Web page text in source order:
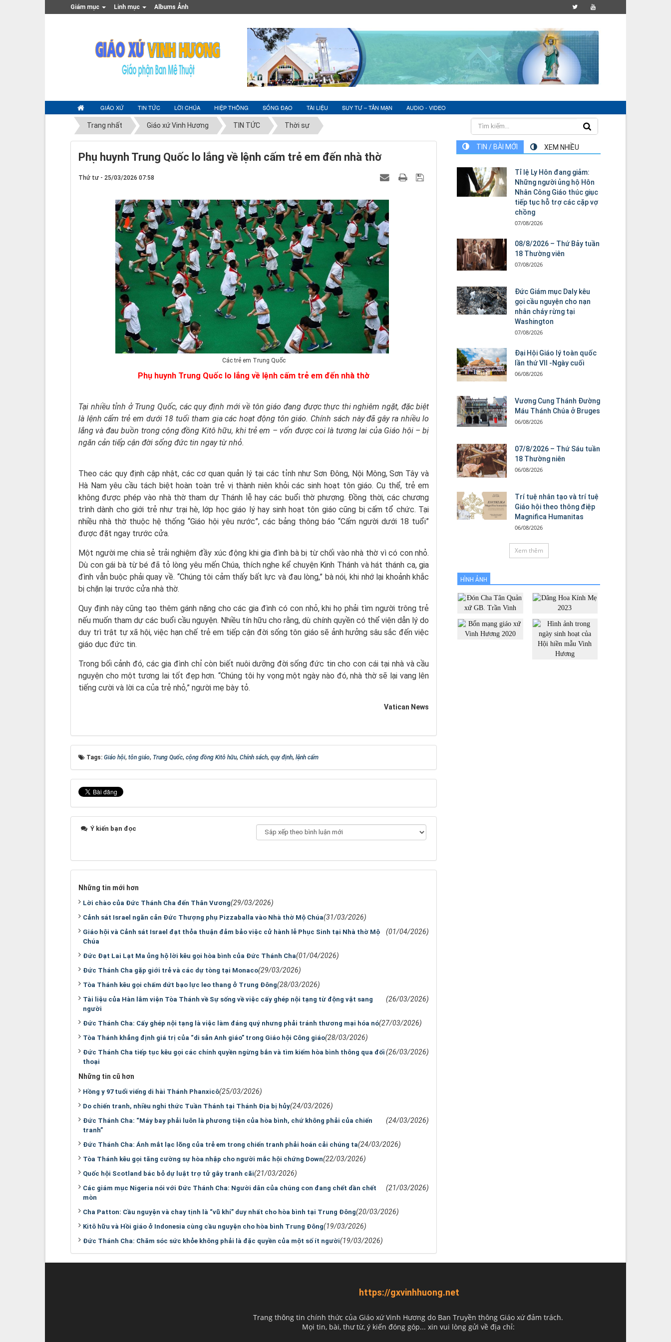
Giám mục Linh mục Albums Ảnh
GIÁO XỨ TIN TỨC LỜI CHÚA HIỆP THÔNG SỐNG ĐẠO TÀI LIỆU SUY TƯ – TẢN MẠN AUDIO - VIDEO
Trang nhất Giáo xứ Vinh Hương TIN TỨC Thời sự
Phụ huynh Trung Quốc lo lắng về lệnh cấm trẻ em đến nhà thờ
Thứ tư - 25/03/2026 07:58
Các trẻ em Trung Quốc
Phụ huynh Trung Quốc lo lắng về lệnh cấm trẻ em đến nhà thờ
Tại nhiều tỉnh ở Trung Quốc, các quy định mới về tôn giáo đang được thực thi nghiêm ngặt, đặc biệt
là lệnh cấm trẻ em dưới 18 tuổi tham gia các hoạt động tôn giáo. Chính sách này đã gây ra nhiều lo
lắng và đau buồn trong cộng đồng Kitô hữu, khi trẻ em – vốn được coi là tương lai của Giáo hội – bị
ngăn cản tiếp cận đời sống đức tin ngay từ nhỏ.
Theo các quy định cập nhật, các cơ quan quản lý tại các tỉnh như Sơn Đông, Nội Mông, Sơn Tây và
Hà Nam yêu cầu tách biệt hoàn toàn trẻ vị thành niên khỏi các sinh hoạt tôn giáo. Cụ thể, trẻ em
không được phép vào nhà thờ tham dự Thánh lễ hay các buổi thờ phượng. Đồng thời, các chương
trình dành cho giới trẻ như trại hè, lớp học giáo lý hay sinh hoạt tôn giáo cũng bị cấm tổ chức. Tại
nhiều nhà thờ thuộc hệ thống “Giáo hội yêu nước”, các bảng thông báo “Cấm người dưới 18 tuổi”
được đặt ngay trước cửa.
Một người mẹ chia sẻ trải nghiệm đầy xúc động khi gia đình bà bị từ chối vào nhà thờ vì có con nhỏ.
Dù con gái bà từ bé đã tỏ lòng yêu mến Chúa, thích nghe kể chuyện Kinh Thánh và hát thánh ca, gia
đình vẫn buộc phải quay về. “Chúng tôi cảm thấy bất lực và đau lòng,” bà nói, khi nhớ lại khoảnh khắc
bị chặn lại trước cửa nhà thờ.
Quy định này cũng tạo thêm gánh nặng cho các gia đình có con nhỏ, khi họ phải tìm người trông trẻ
nếu muốn tham dự các buổi cầu nguyện. Nhiều tín hữu cho rằng, dù chính quyền có thể viện dẫn lý do
duy trì trật tự xã hội, việc hạn chế trẻ em tiếp cận đời sống tôn giáo sẽ ảnh hưởng sâu sắc đến việc
giáo dục đức tin.
Trong bối cảnh đó, các gia đình chỉ còn biết nuôi dưỡng đời sống đức tin cho con cái tại nhà và cầu
nguyện cho một tương lai tốt đẹp hơn. “Chúng tôi hy vọng một ngày nào đó, nhà thờ sẽ lại vang lên
tiếng cười và lời ca của trẻ nhỏ,” người mẹ bày tỏ.
Vatican News
Tags: Giáo hội, tôn giáo, Trung Quốc, cộng đồng Kitô hữu, Chính sách, quy định, lệnh cấm
Ý kiến bạn đọc
Những tin mới hơn
Lời chào của Đức Thánh Cha đến Thân Vương(29/03/2026)
Cảnh sát Israel ngăn cản Đức Thượng phụ Pizzaballa vào Nhà thờ Mộ Chúa(31/03/2026)
Giáo hội và Cảnh sát Israel đạt thỏa thuận đảm bảo việc cử hành lễ Phục Sinh tại Nhà thờ Mộ
Chúa
(01/04/2026)
Đức Đạt Lai Lạt Ma ủng hộ lời kêu gọi hòa bình của Đức Thánh Cha(01/04/2026)
Đức Thánh Cha gặp giới trẻ và các dự tòng tại Monaco(29/03/2026)
Tòa Thánh kêu gọi chấm dứt bạo lực leo thang ở Trung Đông(28/03/2026)
Tài liệu của Hàn lâm viện Tòa Thánh về Sự sống về việc cấy ghép nội tạng từ động vật sang
người
(26/03/2026)
Đức Thánh Cha: Cấy ghép nội tạng là việc làm đáng quý nhưng phải tránh thương mại hóa nó(27/03/2026)
Tòa Thánh khẳng định giá trị của “di sản Anh giáo” trong Giáo hội Công giáo(28/03/2026)
Đức Thánh Cha tiếp tục kêu gọi các chính quyền ngừng bắn và tìm kiếm hòa bình thông qua đối
thoại
(26/03/2026)
Những tin cũ hơn
Hồng y 97 tuổi viếng di hài Thánh Phanxicô(25/03/2026)
Do chiến tranh, nhiều nghi thức Tuần Thánh tại Thánh Địa bị hủy(24/03/2026)
Đức Thánh Cha: “Máy bay phải luôn là phương tiện của hòa bình, chứ không phải của chiến
tranh”
(24/03/2026)
Đức Thánh Cha: Ánh mắt lạc lõng của trẻ em trong chiến tranh phải hoán cải chúng ta(24/03/2026)
Tòa Thánh kêu gọi tăng cường sự hòa nhập cho người mắc hội chứng Down(22/03/2026)
Quốc hội Scotland bác bỏ dự luật trợ tử gây tranh cãi(21/03/2026)
Các giám mục Nigeria nói với Đức Thánh Cha: Người dân của chúng con đang chết dần chết
mòn
(21/03/2026)
Cha Patton: Cầu nguyện và chay tịnh là “vũ khí” duy nhất cho hòa bình tại Trung Đông(20/03/2026)
Kitô hữu và Hồi giáo ở Indonesia cùng cầu nguyện cho hòa bình Trung Đông(19/03/2026)
Đức Thánh Cha: Chăm sóc sức khỏe không phải là đặc quyền của một số ít người(19/03/2026)
TIN / BÀI MỚI XEM NHIỀU
Tỉ lệ Ly Hôn đang giảm:
Những người ủng hộ Hôn
Nhân Công Giáo thúc giục
tiếp tục hỗ trợ các cặp vợ
chồng
07/08/2026
08/8/2026 – Thứ Bảy tuần
18 Thường viên
07/08/2026
Đức Giám mục Daly kêu
gọi cầu nguyện cho nạn
nhân cháy rừng tại
Washington
07/08/2026
Đại Hội Giáo lý toàn quốc
lần thứ VII -Ngày cuối
06/08/2026
Vương Cung Thánh Ðường
Máu Thánh Chúa ở Bruges
06/08/2026
07/8/2026 – Thứ Sáu tuần
18 Thường niên
06/08/2026
Trí tuệ nhân tạo và trí tuệ
Giáo hội theo thông điệp
Magnifica Humanitas
06/08/2026
Xem thêm
HÌNH ẢNH
https://gxvinhhuong.net
Trang thông tin chính thức của Giáo xứ Vinh Hương do Ban Truyền thông Giáo xứ đảm trách.
Mọi tin, bài, thư từ, ý kiến đóng góp... xin vui lòng gửi về địa chỉ: